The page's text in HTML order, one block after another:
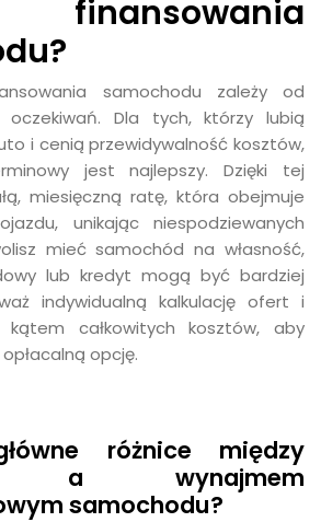
samochodu zależy od
Dla tych, którzy lubią
i cenią przewidywalność kosztów,
jest najlepszy. Dzięki tej
miesięczną ratę, która obejmuje
unikając niespodziewanych
mieć samochód na własność,
lub kredyt mogą być bardziej
indywidualną kalkulację ofert i
całkowitych kosztów, aby
opcję.
różnice między
a wynajmem
samochodu?